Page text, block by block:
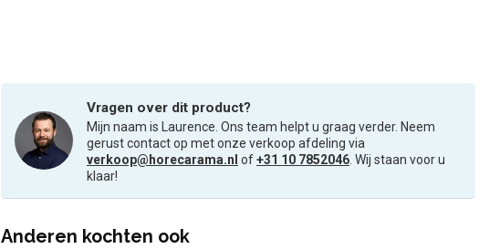
Vragen over dit product?
Mijn naam is Laurence. Ons team helpt u graag verder. Neem
gerust contact op met onze verkoop afdeling via
verkoop@horecarama.nl of+31 10 7852046 . Wij staan voor u
klaar!
Anderen kochten ook